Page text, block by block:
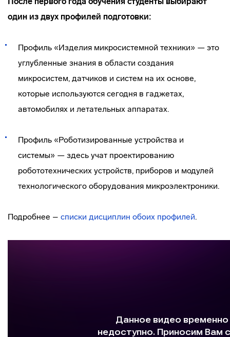
один из двух профилей подготовки:
Профиль «Изделия микросистемной техники» — это
углубленные знания в области создания
микросистем, датчиков и систем на их основе,
которые используются сегодня в гаджетах,
автомобилях и летательных аппаратах.
Профиль «Роботизированные устройства и
системы» — здесь учат проектированию
робототехнических устройств, приборов и модулей
технологического оборудования микроэлектроники.
Подробнее – списки дисциплин обоих профилей.